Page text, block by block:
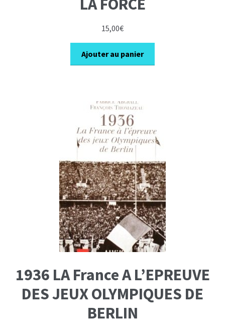
LA FORCE
15,00€
Ajouter au panier
1936 LA France A L’EPREUVE
DES JEUX OLYMPIQUES DE
BERLIN